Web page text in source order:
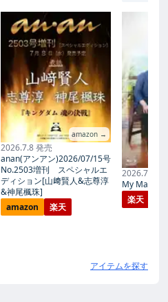
amazon →
2026.7.8 発売
anan(アンアン)2026/07/15号
No.2503増刊 スペシャルエ
ディション[山﨑賢人&志尊淳
&神尾楓珠]
amazon
楽天
2026.7.27
My Magic
楽天
アイテムを探す